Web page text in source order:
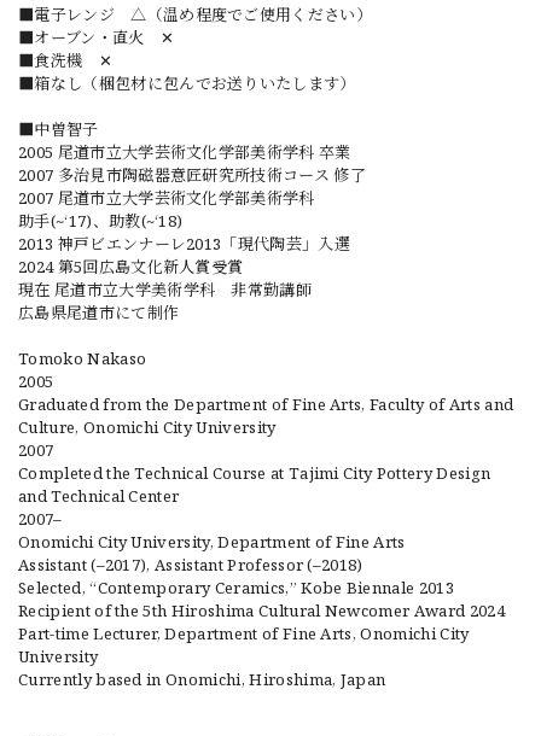
■電子レンジ △（温め程度でご使用ください）
■オーブン・直火 ✕
■食洗機 ✕
■箱なし（梱包材に包んでお送りいたします）
■中曽智子
2005 尾道市立大学芸術文化学部美術学科 卒業
2007 多治見市陶磁器意匠研究所技術コース 修了
2007 尾道市立大学芸術文化学部美術学科
助手(~‘17)、助教(~‘18)
2013 神戸ビエンナーレ2013「現代陶芸」入選
2024 第5回広島文化新人賞受賞
現在 尾道市立大学美術学科 非常勤講師
広島県尾道市にて制作
Tomoko Nakaso
2005
Graduated from the Department of Fine Arts, Faculty of Arts and
Culture, Onomichi City University
2007
Completed the Technical Course at Tajimi City Pottery Design
and Technical Center
2007–
Onomichi City University, Department of Fine Arts
Assistant (–2017), Assistant Professor (–2018)
Selected, “Contemporary Ceramics,” Kobe Biennale 2013
Recipient of the 5th Hiroshima Cultural Newcomer Award 2024
Part-time Lecturer, Department of Fine Arts, Onomichi City
University
Currently based in Onomichi, Hiroshima, Japan